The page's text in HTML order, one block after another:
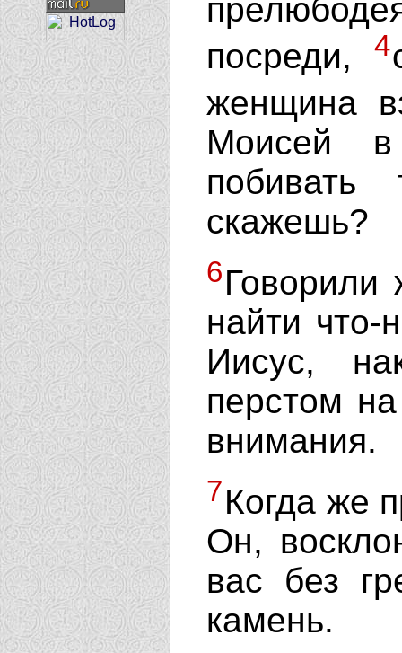
посреди, 4
женщина
Моисей в
скажешь?
6Говорили
найти что-
Иисус,
перстом
внимания.
7Когда же
Он,
вас без
камень.